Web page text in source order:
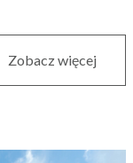
Zobacz więcej